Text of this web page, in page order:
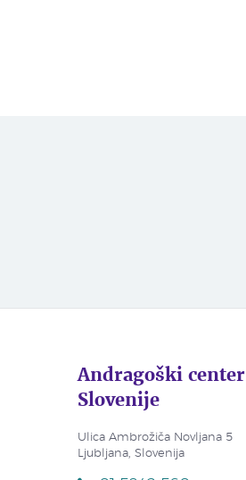
Andragoški center
Slovenije
Ulica Ambrožiča Novljana 5
Ljubljana, Slovenija